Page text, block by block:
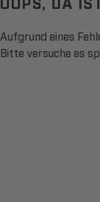
Aufgrund eines
Bitte versuche es